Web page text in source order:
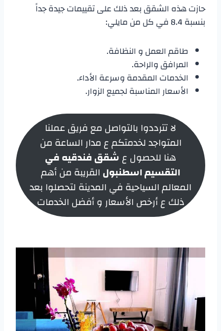
حازت هذه الشقق بعد ذلك على تقييمات جيدة جداً
بنسبة 8.4 في كل من مايلي:
طاقم العمل و النظافة.
المرافق والراحة.
الخدمات المقدمة وسرعة الأداء.
الأسعار المناسبة لجميع الزوار.
لا تترددوا بالتواصل مع فريق عملنا
المتواجد لخدمتكم ع مدار الساعة من
هنا للحصول ع شقق فندقيه في
التقسيم اسطنبول القريبة من أهم
المعالم السياحية في المدينة لتحصلوا بعد
ذلك ع أرخص الأسعار و أفضل الخدمات